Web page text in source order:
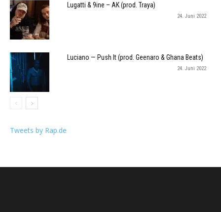
Lugatti & 9ine – AK (prod. Traya)
24. Juni 2022
Luciano — Push It (prod. Geenaro & Ghana Beats)
24. Juni 2022
Tweets by Rap.de